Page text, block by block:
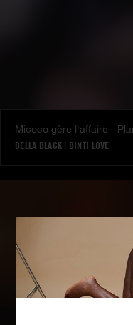
Micoco gère l'affaire -
BELLA BLACK | BINTI LOVE